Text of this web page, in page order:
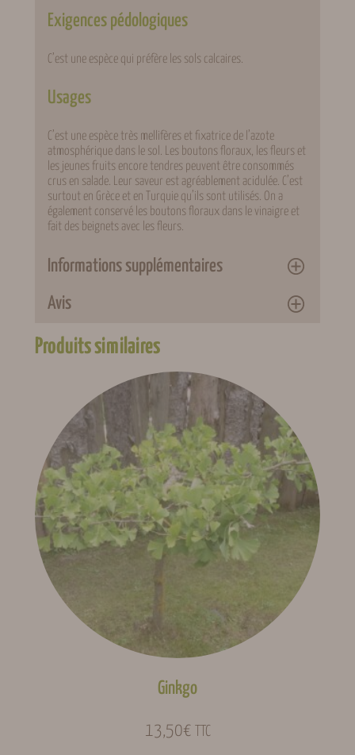
Exigences pédologiques
C’est une espèce qui préfère les sols calcaires.
Usages
C’est une espèce très mellifères et fixatrice de l’azote
atmosphérique dans le sol. Les boutons floraux, les fleurs et
les jeunes fruits encore tendres peuvent être consommés
crus en salade. Leur saveur est agréablement acidulée. C’est
surtout en Grèce et en Turquie qu’ils sont utilisés. On a
également conservé les boutons floraux dans le vinaigre et
fait des beignets avec les fleurs.
Informations supplémentaires
Conditionnement
Ensoleillement
Héliophile,
Hémisciaphile,
Sciaphile
Fécondation Autofertile
Feuillage Caduque
Fructification
Juillet, Août
Avis
0 avis pour Arbre de Judée
Il n’y a pas encore d’avis. Seuls les clients connectés ayant
acheté ce produit ont la possibilité de laisser un avis.Se
connecter
Produits similaires
Ginkgo
13,50€ TTC